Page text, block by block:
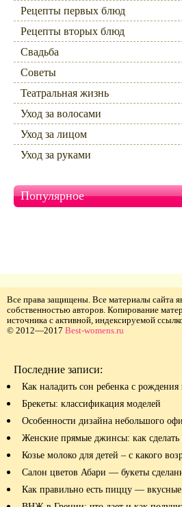
Рецепты первых блюд
Рецепты вторых блюд
Свадьба
Советы
Театральная жизнь
Уход за волосами
Уход за лицом
Уход за руками
Популярное
Все права защищены. Все материалы сайта
собственностью авторов. Копирование
источника с активной, индексируемой
© 2012—2017 Best-womens.ru
Последние записи:
Как наладить сон ребенка с рождения
Брекеты: классификация моделей
Особенности дизайна небольшого
Женские прямые джинсы: как
Козье молоко для детей – с какого
Салон цветов Абари — букеты
Как правильно есть пиццу — вкусные